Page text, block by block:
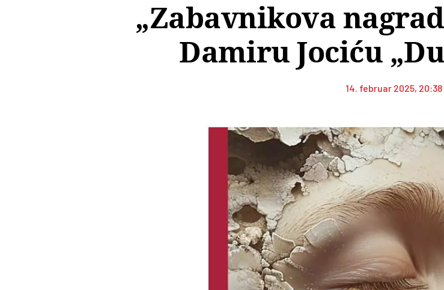
„Zabavnikova
Damiru Jociću
14. februar 2025, 20:38